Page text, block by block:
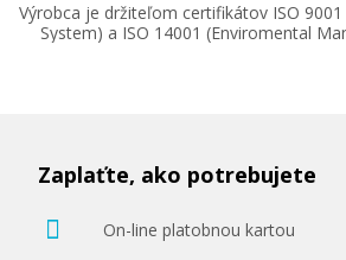
Výrobca je držiteľom certifikátov ISO
System) a ISO 14001 (Enviromental
Zaplaťte, ako potrebujete
On-line platobnou kartou